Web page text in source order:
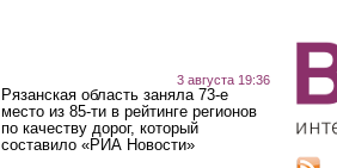
3 августа 19:36
Рязанская область заняла 73-е
место из 85-ти в рейтинге регионов
по качеству дорог, который
составило «РИА Новости»